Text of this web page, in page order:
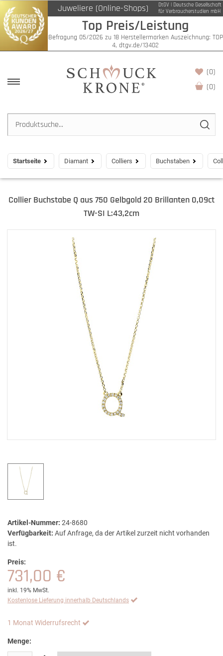
Juweliere (Online-Shops)
DtGV | Deutsche Gesellschaft
für Verbraucherstudien mbH
Top Preis/Leistung
Befragung 05/2026 zu 18 Herstellermarken Auszeichnung: TOP
4, dtgv.de/13402
(0)
(0)
Startseite Diamant Colliers Buchstaben
Collier Buchstabe Q aus 750 Gelbgold 20 Brillanten 0,09ct
TW-SI L:43,2cm
Artikel-Nummer: 24-8680
Verfügbarkeit: Auf Anfrage, da der Artikel zurzeit nicht vorhanden
ist.
Preis:
731,00 €
inkl. 19% MwSt.
Kostenlose Lieferung innerhalb Deutschlands
1 Monat Widerrufsrecht
Menge: